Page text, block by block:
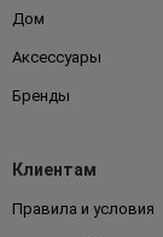
Дом
Аксессуары
Бренды
Клиентам
Правила и условия